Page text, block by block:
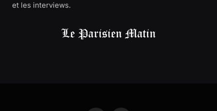
et les interviews.